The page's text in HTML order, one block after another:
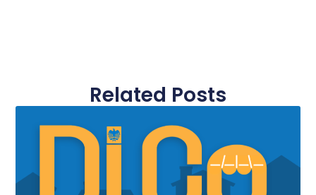
Related Posts